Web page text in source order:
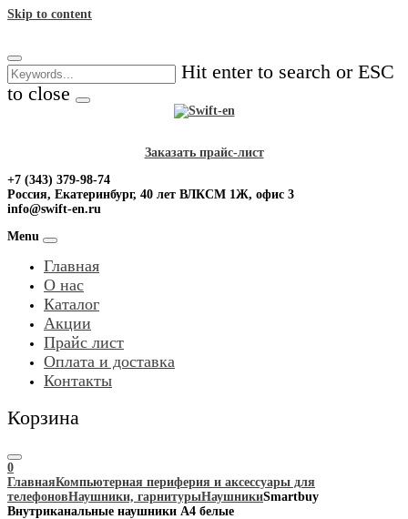
Skip to content
Hit enter to search or ESC
to close
Заказать прайс-лист
+7 (343) 379-98-74
Россия, Екатеринбург, 40 лет ВЛКСМ 1Ж, офис 3
info@swift-en.ru
Menu
Главная
О нас
Каталог
Акции
Прайс лист
Оплата и доставка
Контакты
Корзина
0
ГлавнаяКомпьютерная периферия и аксессуары для
телефоновНаушники, гарнитурыНаушникиSmartbuy
Внутриканальные наушники А4 белые